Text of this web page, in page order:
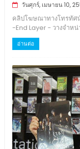
วันศุกร์, เมษายน 10,
คลิปโฆษณาทางโทรทัศ
-End Layer - วางจำห
อ่านต่อ